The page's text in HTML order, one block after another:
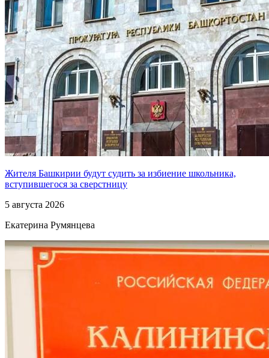
Жителя Башкирии будут судить за избиение школьника,
вступившегося за сверстницу
5 августа 2026
Екатерина Румянцева